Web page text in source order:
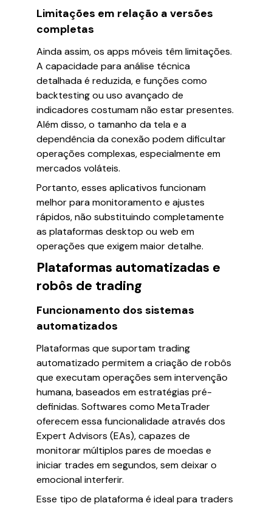
Limitações em relação a versões
completas
Ainda assim, os apps móveis têm limitações.
A capacidade para análise técnica
detalhada é reduzida, e funções como
backtesting ou uso avançado de
indicadores costumam não estar presentes.
Além disso, o tamanho da tela e a
dependência da conexão podem dificultar
operações complexas, especialmente em
mercados voláteis.
Portanto, esses aplicativos funcionam
melhor para monitoramento e ajustes
rápidos, não substituindo completamente
as plataformas desktop ou web em
operações que exigem maior detalhe.
Plataformas automatizadas e
robôs de trading
Funcionamento dos sistemas
automatizados
Plataformas que suportam trading
automatizado permitem a criação de robôs
que executam operações sem intervenção
humana, baseados em estratégias pré-
definidas. Softwares como MetaTrader
oferecem essa funcionalidade através dos
Expert Advisors (EAs), capazes de
monitorar múltiplos pares de moedas e
iniciar trades em segundos, sem deixar o
emocional interferir.
Esse tipo de plataforma é ideal para traders